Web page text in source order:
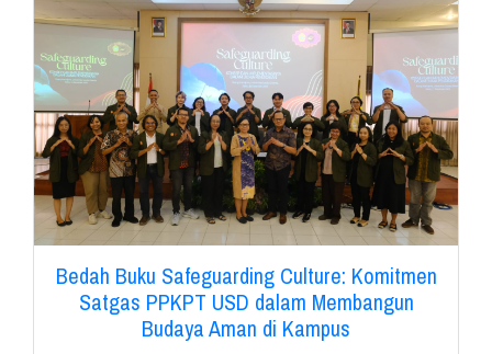
Bedah Buku Safeguarding Culture: Komitmen
Satgas PPKPT USD dalam Membangun
Budaya Aman di Kampus